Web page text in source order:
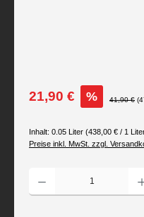
Verkaufspreis:
21,90 € % Regulärer
41,90 €
Inhalt: 0.05 Liter (438,00 € / 1
Preise inkl. MwSt. zzgl.
Produkt Anzahl: Gib den